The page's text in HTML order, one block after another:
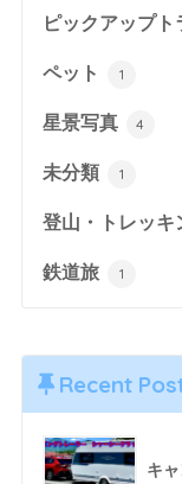
ピックアップト
ペット 1
星景写真 4
未分類 1
登山・トレッキ
鉄道旅 1
Recent
キ